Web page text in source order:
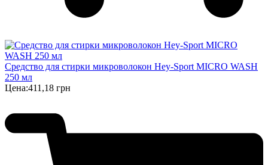
Cредство для стирки микроволокон Hey-Sport MIСRO WASH
250 мл
Цена:411,18 грн